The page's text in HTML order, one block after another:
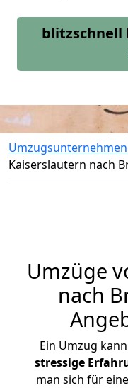
blitzschnell
Kaiserslautern nach
Umzüge
nach
Ein Umzug
stressige
man sich für